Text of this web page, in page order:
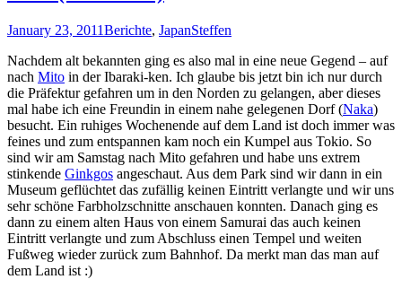
January 23, 2011Berichte, JapanSteffen
Nachdem alt bekannten ging es also mal in eine neue Gegend – auf
nach Mito in der Ibaraki-ken. Ich glaube bis jetzt bin ich nur durch
die Präfektur gefahren um in den Norden zu gelangen, aber dieses
mal habe ich eine Freundin in einem nahe gelegenen Dorf (Naka)
besucht. Ein ruhiges Wochenende auf dem Land ist doch immer was
feines und zum entspannen kam noch ein Kumpel aus Tokio. So
sind wir am Samstag nach Mito gefahren und habe uns extrem
stinkende Ginkgos angeschaut. Aus dem Park sind wir dann in ein
Museum geflüchtet das zufällig keinen Eintritt verlangte und wir uns
sehr schöne Farbholzschnitte anschauen konnten. Danach ging es
dann zu einem alten Haus von einem Samurai das auch keinen
Eintritt verlangte und zum Abschluss einen Tempel und weiten
Fußweg wieder zurück zum Bahnhof. Da merkt man das man auf
dem Land ist :)